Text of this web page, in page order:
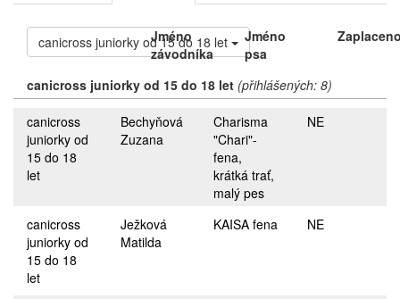
canicross juniorky od 15 do 18 let
Jméno
závodníka
Jméno
psa
canicross juniorky od 15 do 18 let (přihlášených: 8)
canicross
juniorky od
15 do 18
let
Bechyňová
Zuzana
Charisma
"Chari"-
fena,
krátká trať,
malý pes
NE
canicross
juniorky od
15 do 18
let
Ježková
Matilda
KAISA fena NE